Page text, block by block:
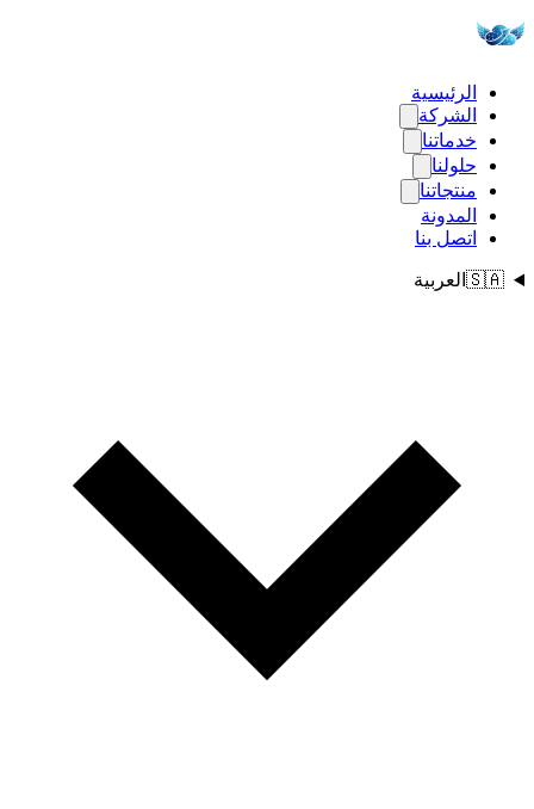
الرئيسية
الشركة
خدماتنا
حلولنا
منتجاتنا
المدونة
اتصل بنا
🇸🇦العربية